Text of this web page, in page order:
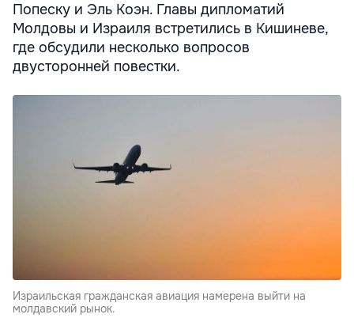
Попеску и Эль Коэн. Главы дипломатий
Молдовы и Израиля встретились в Кишиневе,
где обсудили несколько вопросов
двусторонней повестки.
Израильская гражданская авиация намерена выйти на
молдавский рынок.